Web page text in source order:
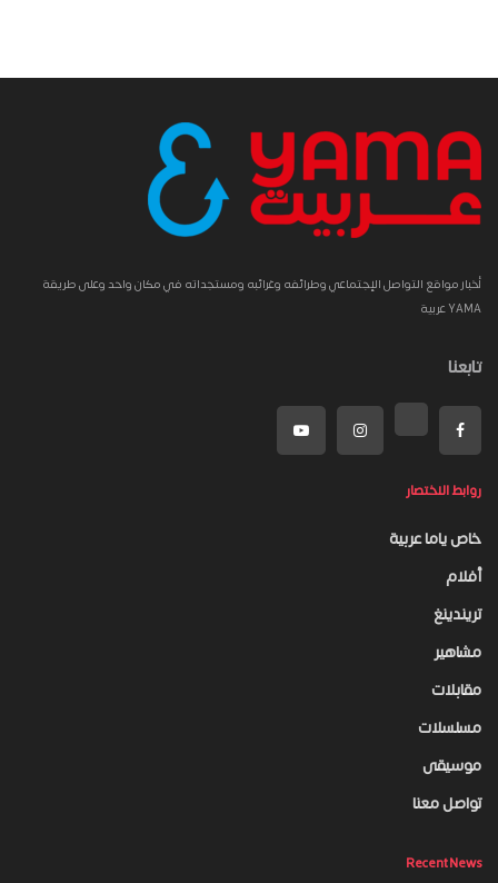
أخبار مواقع التواصل الإجتماعي وطرائفه وغرائبه ومستجداته في مكان واحد وعلى طريقة
YAMA عربية
تابعنا
روابط الاختصار
خاص ياما عربية
أفلام
تريندينغ
مشاهير
مقابلات
مسلسلات
موسيقى
تواصل معنا
Recent News